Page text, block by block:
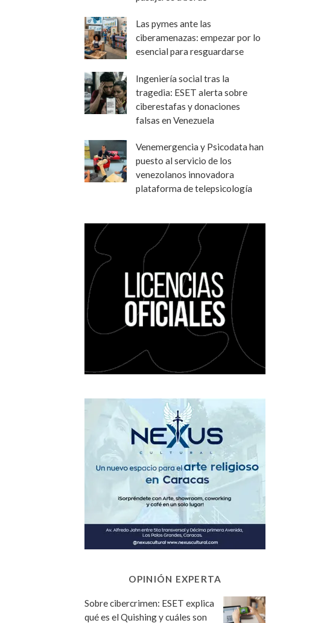
Las pymes ante las
ciberamenazas: empezar por lo
esencial para resguardarse
Ingeniería social tras la
tragedia: ESET alerta sobre
ciberestafas y donaciones
falsas en Venezuela
Venemergencia y Psicodata han
puesto al servicio de los
venezolanos innovadora
plataforma de telepsicología
OPINIÓN EXPERTA
Sobre cibercrimen: ESET explica
qué es el Quishing y cuáles son